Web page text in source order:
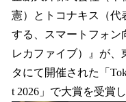
数
を
読
み
込
み
中
憲）とトコナキス（代
する、スマートフォン
レカファイブ）』が、
タにて開催された「
t 2026」で大賞を受賞し